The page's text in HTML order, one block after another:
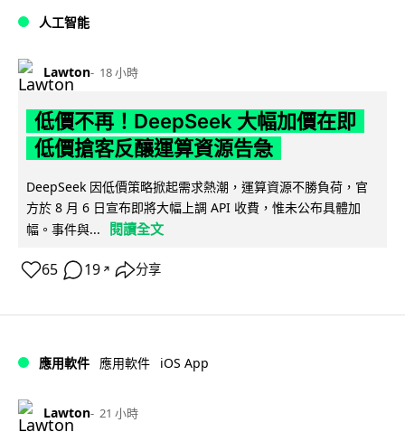
人工智能
Lawton 18 小時
低價不再！DeepSeek 大幅加價在即
低價搶客反釀運算資源告急
DeepSeek 因低價策略掀起需求熱潮，運算資源不勝負荷，官
方於 8 月 6 日宣布即將大幅上調 API 收費，惟未公布具體加
幅。事件與...
閱讀全文
65 19 ↗ 分享
應用軟件 應用軟件 iOS App
Lawton 21 小時